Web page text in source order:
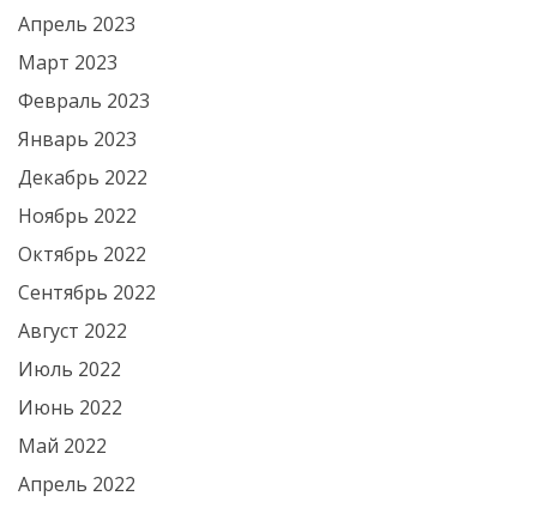
Апрель 2023
Март 2023
Февраль 2023
Январь 2023
Декабрь 2022
Ноябрь 2022
Октябрь 2022
Сентябрь 2022
Август 2022
Июль 2022
Июнь 2022
Май 2022
Апрель 2022